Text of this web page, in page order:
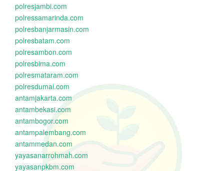
polresjambi.com
polressamarinda.com
polresbanjarmasin.com
polresbatam.com
polresambon.com
polresbima.com
polresmataram.com
polresdumai.com
antamjakarta.com
antambekasi.com
antambogor.com
antampalembang.com
antammedan.com
yayasanarrohmah.com
yayasanpkbm.com